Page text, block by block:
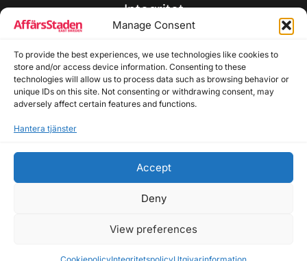
Manage Consent
To provide the best experiences, we use technologies like cookies to
store and/or access device information. Consenting to these
technologies will allow us to process data such as browsing behavior or
unique IDs on this site. Not consenting or withdrawing consent, may
adversely affect certain features and functions.
Hantera tjänster
Accept
Deny
View preferences
Integritet
Cookiepolicy
Disclaimer
Redaktionell policy
Utgivarinformation
Allmänna frågor: info@affarsstaden.se | Tipsa
annons@affarsstaden.se
© 2026 Affärsstaden.se | 2025 Alla rättigheter